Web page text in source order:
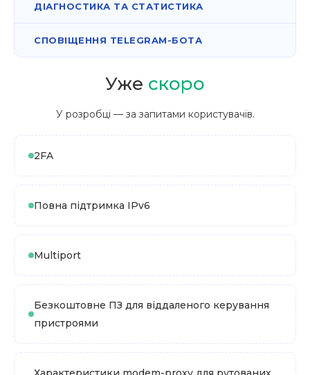
ДІАГНОСТИКА ТА СТАТИСТИКА
СПОВІЩЕННЯ TELEGRAM-БОТА
Уже скоро
У розробці — за запитами користувачів.
2FA
Повна підтримка IPv6
Multiport
Безкоштовне ПЗ для віддаленого керування
пристроями